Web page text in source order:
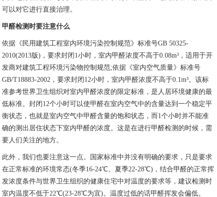
可以对它进行直接治理。
甲醛检测时要注意什么
依据《民用建筑工程室内环境污染控制规范》标准号GB 50325-
2010(2013版)，要求封闭1小时，室内甲醛浓度不高于0.08m³，适用于开
发商对建筑工程环境污染物控制规范;依据《室内空气质量》标准号
GB/T18883-2002，要求封闭12小时，室内甲醛浓度不高于0.1m³。该标
准参考世界卫生组织对室内甲醛浓度的限定标准，是人居环境健康的最
低标准。封闭12个小时可以使甲醛在室内空气中的含量达到一个稳定平
衡状态，也就是室内空气中甲醛含量的饱和状态，而1个小时并不能准
确的测出居住状态下室内甲醛的浓度。这是在进行甲醛检测的时候，需
要人们关注的地方。
此外，我们也要注意这一点。国家标准中并没有明确的要求，只是要求
在正常标准的环境常态(冬季16-24℃、夏季22-28℃)，结合甲醛的正常挥
发浓度条件与世界卫生组织的健康住宅中对温度的要求等，建议检测时
室内温度不低于22℃(23-28℃为宜)。温度过低的话甲醛挥发会偏低。